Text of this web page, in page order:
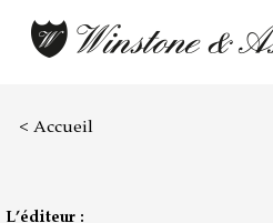
< Accueil
L’éditeur :